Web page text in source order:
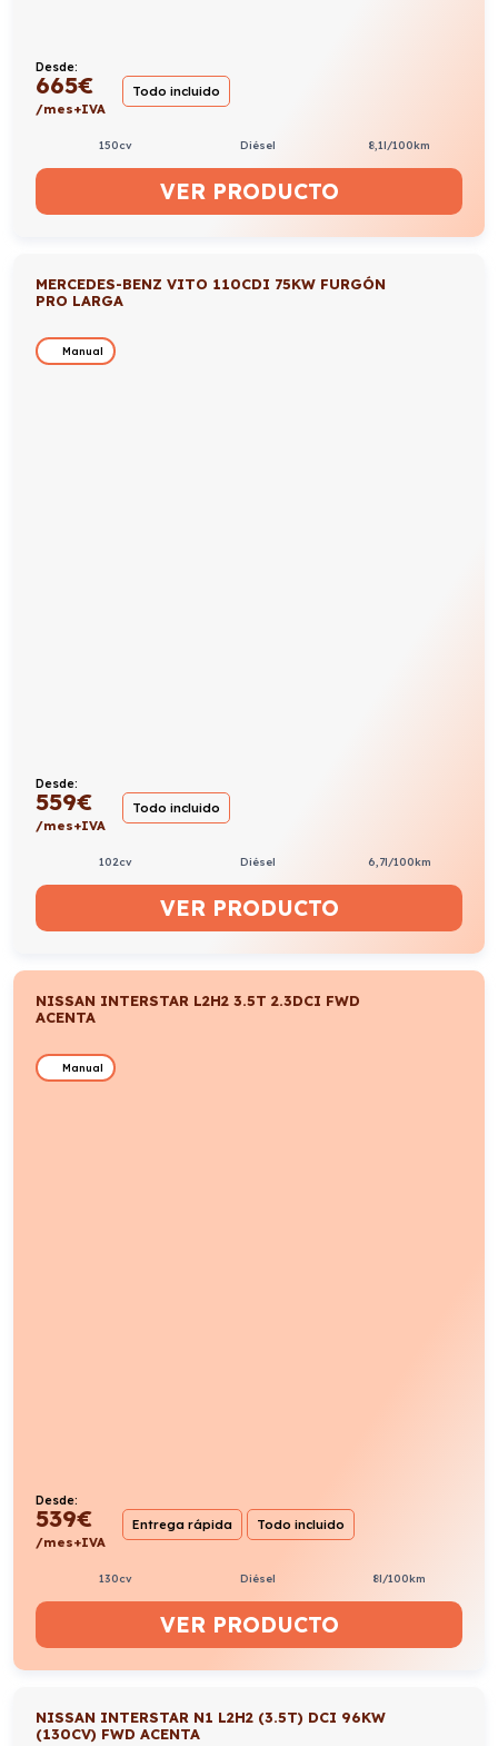
Desde:
665€
/mes+IVA
Todo incluido
150cv Diésel 8,1l/100km
VER PRODUCTO
MERCEDES-BENZ VITO 110CDI 75KW FURGÓN
PRO LARGA
Manual
Desde:
559€
/mes+IVA
Todo incluido
102cv Diésel 6,7l/100km
VER PRODUCTO
NISSAN INTERSTAR L2H2 3.5T 2.3DCI FWD
ACENTA
Manual
Desde:
539€
/mes+IVA
Entrega rápida Todo incluido
130cv Diésel 8l/100km
VER PRODUCTO
NISSAN INTERSTAR N1 L2H2 (3.5T) DCI 96KW
(130CV) FWD ACENTA